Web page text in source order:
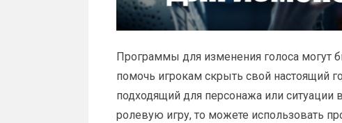
Программы для изменения голоса могут
помочь игрокам скрыть свой настоящий
подходящий для персонажа или ситуации
ролевую игру, то можете использовать